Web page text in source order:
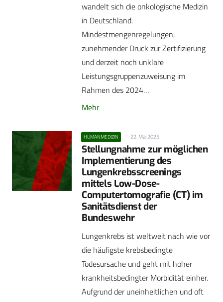
wandelt sich die onkologische Medizin
in Deutschland.
Mindestmengenregelungen,
zunehmender Druck zur Zertifizierung
und derzeit noch unklare
Leistungsgruppenzuweisung im
Rahmen des 2024…
Mehr
HUMANMEDIZIN 22. Mai 2025
Stellungnahme zur möglichen
Implementierung des
Lungenkrebsscreenings
mittels Low-Dose-
Computertomografie (CT) im
Sanitätsdienst der
Bundeswehr
Lungenkrebs ist weltweit nach wie vor
die häufigste krebsbedingte
Todesursache und geht mit hoher
krankheitsbedingter Morbidität einher.
Aufgrund der uneinheitlichen und oft